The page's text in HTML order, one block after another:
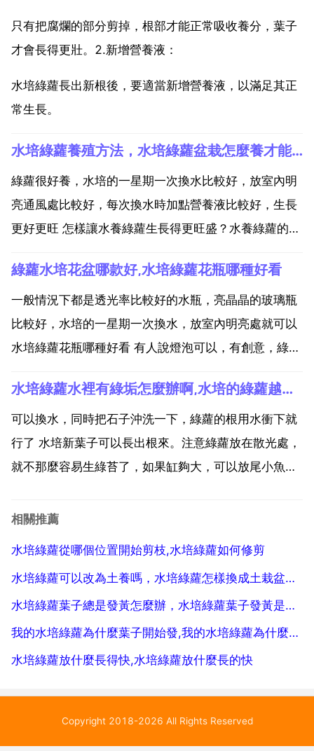
只有把腐爛的部分剪掉，根部才能正常吸收養分，葉子
才會長得更壯。2.新增營養液：
水培綠蘿長出新根後，要適當新增營養液，以滿足其正
常生長。
水培綠蘿養殖方法，水培綠蘿盆栽怎麼養才能更茂盛
綠蘿很好養，水培的一星期一次換水比較好，放室內明
亮通風處比較好，每次換水時加點營養液比較好，生長
更好更旺 怎樣讓水養綠蘿生長得更旺盛？水養綠蘿的養
生根的枝莖才是好的水養物件，這樣帶有氣生根的枝莖
剪下後放入清水中能很快適應水養環境，十天左右就能
長出水生...
綠蘿水培花盆哪款好,水培綠蘿花瓶哪種好看
一般情況下都是透光率比較好的水瓶，亮晶晶的玻璃瓶
比較好，水培的一星期一次換水，放室內明亮處就可以
水培綠蘿花瓶哪種好看 有人說燈泡可以，有創意，綠蘿
水，加點營養液，植物生長更好更旺，養綠蘿什麼花盆
好看圖 綠蘿很好養，放室內明亮處就可以，一般情況下
都是陶土...
水培綠蘿水裡有綠垢怎麼辦啊,水培的綠蘿越來越腐爛了，怎麼辦？
可以換水，同時把石子沖洗一下，綠蘿的根用水衝下就
行了 水培新葉子可以長出根來。注意綠蘿放在散光處，
就不那麼容易生綠苔了，如果缸夠大，可以放尾小魚，
啊 可以換水，同時把石子沖洗一下，綠蘿的根用水衝下
相關推薦
水培綠蘿從哪個位置開始剪枝,水培綠蘿如何修剪
水培綠蘿可以改為土養嗎，水培綠蘿怎樣換成土栽盆栽方法
水培綠蘿葉子總是發黃怎麼辦，水培綠蘿葉子發黃是怎麼回事
我的水培綠蘿為什麼葉子開始發,我的水培綠蘿為什麼葉子開始發黑了
水培綠蘿放什麼長得快,水培綠蘿放什麼長的快
Copyright 2018-2026 All Rights Reserved